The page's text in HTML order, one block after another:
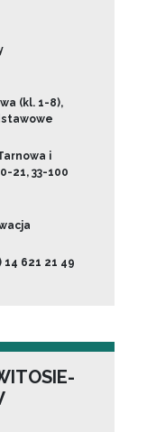
(kl. 1-8),
i
21, 33-100
621 21 49